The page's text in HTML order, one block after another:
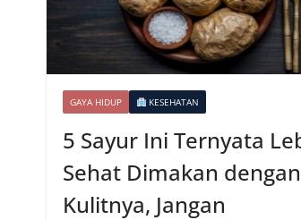
GAYA HIDUP KESEHATAN
5 Sayur Ini Ternyata
Sehat Dimakan dengan
Kulitnya, Jangan